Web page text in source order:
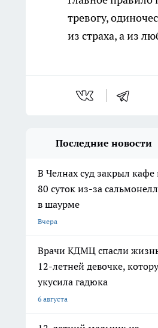
тревогу,
из страха, а из
Последние новости
В Челнах суд закрыл кафе
80 суток из-за
в шаурме
Вчера
Врачи КДМЦ спасли
12-летней девочке,
укусила гадюка
6 августа